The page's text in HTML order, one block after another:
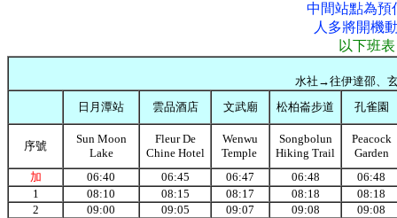
中間站點為預
人多將開機
以下班
水社→往伊達邵、玄
日月潭站
雲品酒店 文武廟 松柏崙步道 孔雀園
序號
Sun Moon
Lake
Fleur De
Chine Hotel
Wenwu
Temple
Songbolun
Hiking Trail
Peacock
Garden
加
06:40 06:45 06:47 06:48
06:48
1
08:10 08:15 08:17 08:18
08:18
2
09:00 09:05 09:07 09:08
09:08